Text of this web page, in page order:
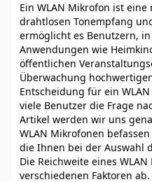
Ein WLAN Mikrofon ist
drahtlosen Tonempfang
ermöglicht es Benutzern,
Anwendungen wie
öffentlichen
Überwachung
Entscheidung für ein
viele Benutzer die Frage
Artikel werden wir uns
WLAN Mikrofonen
die Ihnen bei der Auswahl
Die Reichweite eines
verschiedenen Faktoren